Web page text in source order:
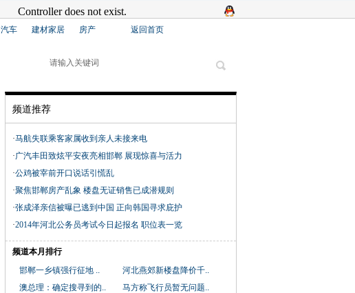
汽车 建材家居 房产 返回首页
频道推荐
·马航失联乘客家属收到亲人未接来电
·广汽丰田致炫平安夜亮相邯郸 展现惊喜与活力
·公鸡被宰前开口说话引慌乱
·聚焦邯郸房产乱象 楼盘无证销售已成潜规则
·张成泽亲信被曝已逃到中国 正向韩国寻求庇护
·2014年河北公务员考试今日起报名 职位表一览
频道本月排行
邯郸一乡镇强行征地 ..
河北燕郊新楼盘降价千..
澳总理：确定搜寻到的..
马方称飞行员暂无问题..